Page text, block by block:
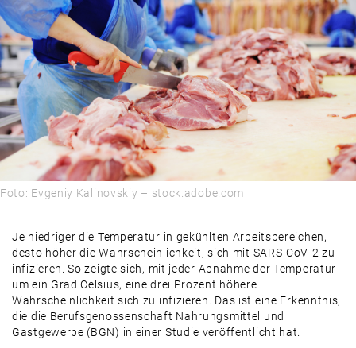
Foto: Evgeniy Kalinovskiy – stock.adobe.com
Je niedriger die Temperatur in gekühlten Arbeitsbereichen,
desto höher die Wahrscheinlichkeit, sich mit SARS-CoV-2 zu
infizieren. So zeigte sich, mit jeder Abnahme der Temperatur
um ein Grad Celsius, eine drei Prozent höhere
Wahrscheinlichkeit sich zu infizieren. Das ist eine Erkenntnis,
die die Berufsgenossenschaft Nahrungsmittel und
Gastgewerbe (BGN) in einer Studie veröffentlicht hat.